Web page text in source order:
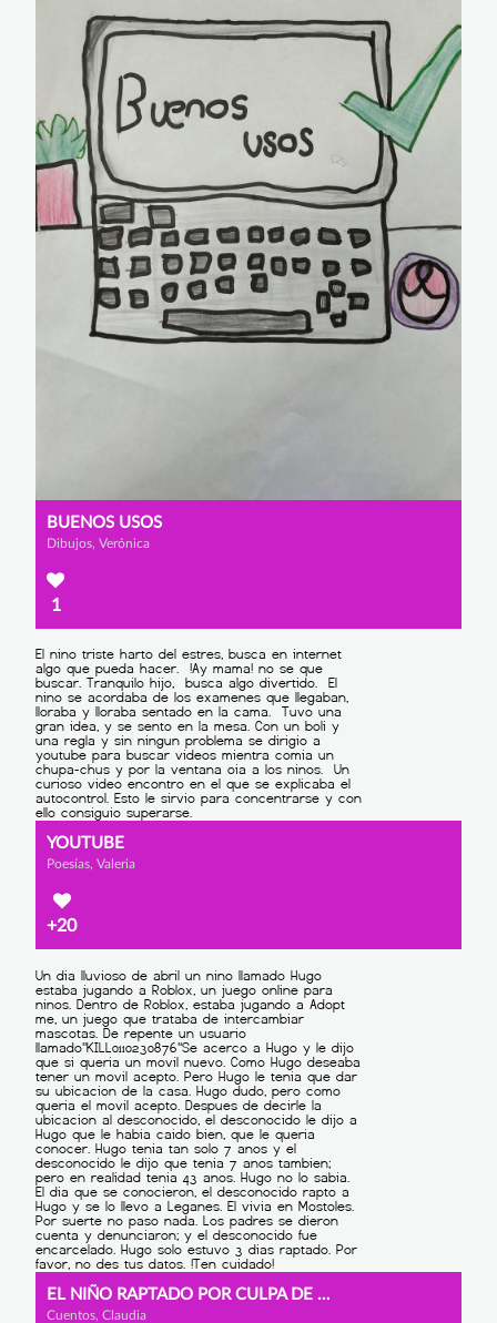
BUENOS USOS
Dibujos, Verónica
1
YOUTUBE
Poesías, Valeria
+20
EL NIÑO RAPTADO POR CULPA DE UN JUEGO PARA NIÑOS
Cuentos, Claudia